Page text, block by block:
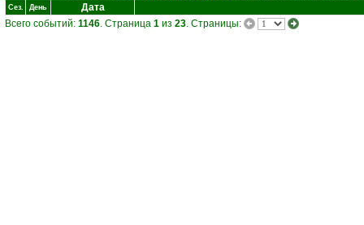
Сез. День
Дата
Всего событий: 1146. Страница 1 из 23. Страницы: